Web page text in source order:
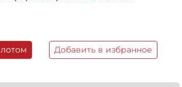
Добавить в избранное